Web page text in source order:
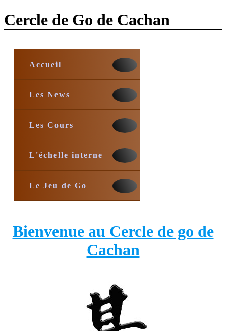
Cercle de Go de Cachan
Accueil
Les News
Les Cours
L'échelle interne
Le Jeu de Go
Bienvenue au Cercle de go de
Cachan